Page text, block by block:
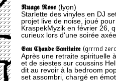
𝕹𝖚𝖆𝖌𝖊 𝕽𝖔𝖘𝖊(lyon)
Starlette des vinyles en DJ
projet live de noise, joué
KraspekMyzik en février 26,
curieux lors d'une soirée
𝕰𝖆𝖚 𝕮𝖍𝖆𝖚𝖉𝖊 𝕾𝖆𝖓𝖎𝖙𝖆𝖎𝖗𝖊 (grrrnd
Après une retraite spirituelle
et de siestes sur coussins
dit au revoir à la bedroom
set assombri, chargé en